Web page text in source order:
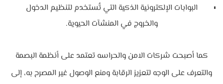
البوابات الإلكترونية الذكية التي تُستخدم لتنظيم الدخول
والخروج في المنشآت الحيوية.
كما أصبحت شركات الامن والحراسه تعتمد على أنظمة البصمة
والتعرف على الوجه لتعزيز الرقابة ومنع الوصول غير المصرح به، إلى